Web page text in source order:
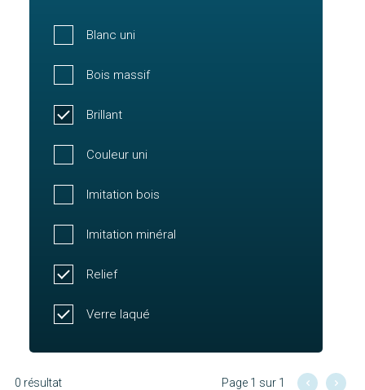
Blanc uni
Bois massif
Brillant
Couleur uni
Imitation bois
Imitation minéral
Relief
Verre laqué
0 résultat Page 1 sur 1